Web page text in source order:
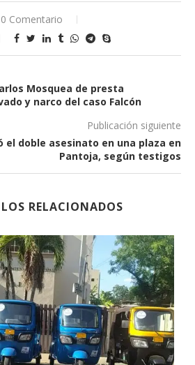
0 Comentario
Mosquea de presta
y narco del caso Falcón
Publicación siguiente
el doble asesinato en una plaza en
Pantoja, según testigos
RELACIONADOS